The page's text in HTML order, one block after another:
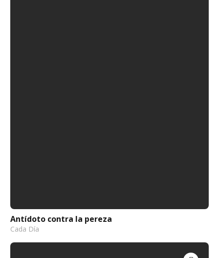
Antídoto contra la pereza
Cada Día